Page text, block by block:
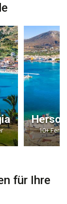
10+
für Ihre